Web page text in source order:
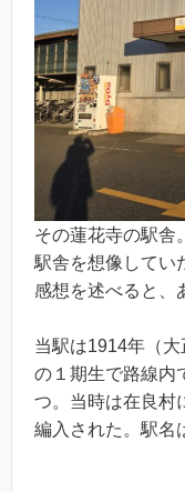
その蓮花寺の駅舎
駅舎を想像してい
感想を述べると、
当駅は1914年（
の１期生で路線内
つ。当時は在良村
編入された。駅名